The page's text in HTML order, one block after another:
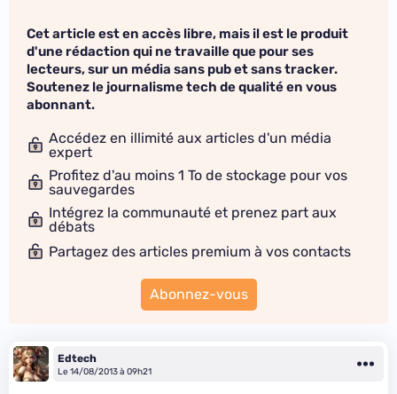
Cet article est en accès libre, mais il est le produit
d'une rédaction qui ne travaille que pour ses
lecteurs, sur un média sans pub et sans tracker.
Soutenez le journalisme tech de qualité en vous
abonnant.
Accédez en illimité aux articles d'un média
expert
Profitez d'au moins 1 To de stockage pour vos
sauvegardes
Intégrez la communauté et prenez part aux
débats
Partagez des articles premium à vos contacts
Abonnez-vous
Edtech
Le 14/08/2013 à 09h21